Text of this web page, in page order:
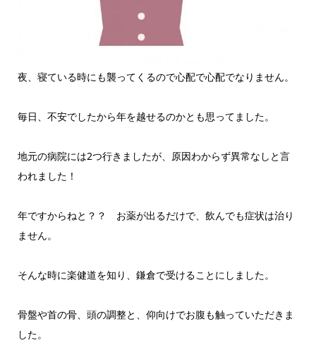
夜、寝ている時にも襲ってくるので心配で心配でなりません。
毎日、不安でしたから年を越せるのかとも思ってました。
地元の病院には2つ行きましたが、原因わからず異常なしと言
われました！
年ですからねと？？ お薬が出るだけで、飲んでも症状は治り
ません。
そんな時に楽健道を知り、鎌倉で受けることにしました。
骨盤や首の骨、頭の調整と、仰向けでお腹も触っていただきま
した。